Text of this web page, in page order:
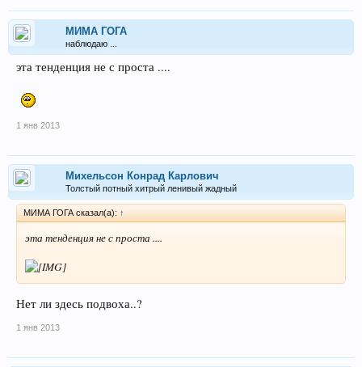
МИМА ГОГА
наблюдаю ...
эта тенденция не с проста ....
1 янв 2013
Михельсон Конрад Карлович
Толстый потный хитрый ленивый жадный
МИМА ГОГА сказал(а): ↑
эта тенденция не с проста ....
Нет ли здесь подвоха..?
1 янв 2013